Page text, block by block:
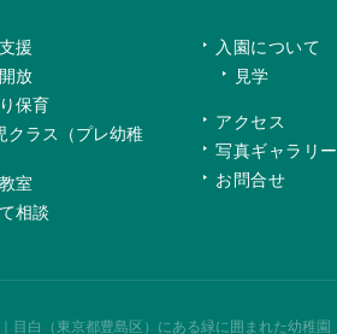
援
放
保育
クラス（プレ幼稚
室
相談
入園について
見学
アクセス
写真ギャラリー
お問合せ
目白（東京都豊島区）にある緑に囲まれた幼稚園